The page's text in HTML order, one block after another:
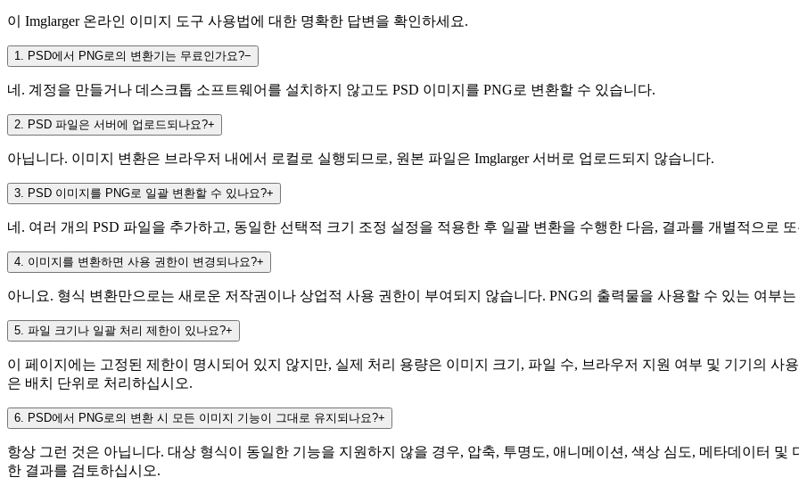
이 Imglarger 온라인 이미지 도구 사용법에 대한 명확한 답변을 확인하세요.
1. PSD에서 PNG로의 변환기는 무료인가요?−
네. 계정을 만들거나 데스크톱 소프트웨어를 설치하지 않고도 PSD 이미지를 PNG로 변환할 수 있습니다.
2. PSD 파일은 서버에 업로드되나요?+
아닙니다. 이미지 변환은 브라우저 내에서 로컬로 실행되므로, 원본 파일은 Imglarger 서버로 업로드되지 않습니다.
3. PSD 이미지를 PNG로 일괄 변환할 수 있나요?+
네. 여러 개의 PSD 파일을 추가하고, 동일한 선택적 크기 조정 설정을 적용한 후 일괄 변환을 수행한 다음, 결과를 개별적으로
4. 이미지를 변환하면 사용 권한이 변경되나요?+
아니요. 형식 변환만으로는 새로운 저작권이나 상업적 사용 권한이 부여되지 않습니다. PNG의 출력물을 사용할 수 있는 여부
5. 파일 크기나 일괄 처리 제한이 있나요?+
이 페이지에는 고정된 제한이 명시되어 있지 않지만, 실제 처리 용량은 이미지 크기, 파일 수, 브라우저 지원 여부 및 기기의 사
은 배치 단위로 처리하십시오.
6. PSD에서 PNG로의 변환 시 모든 이미지 기능이 그대로 유지되나요?+
항상 그런 것은 아닙니다. 대상 형식이 동일한 기능을 지원하지 않을 경우, 압축, 투명도, 애니메이션, 색상 심도, 메타데이터
한 결과를 검토하십시오.